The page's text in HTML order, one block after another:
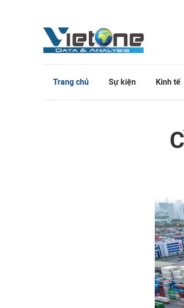
Trang chủ Sự kiện Kinh tế